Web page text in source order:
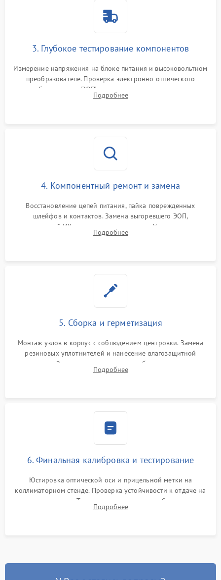
3. Глубокое тестирование компонентов
Измерение напряжения на блоке питания и высоковольтном
преобразователе. Проверка электронно-оптического
преобразователя (ЭОП) на стенде на предмет эмиссии,
шумов и засветок. Диагностика микросхем цифровых
Подробнее
4. Компонентный ремонт и замена
Восстановление цепей питания, пайка поврежденных
шлейфов и контактов. Замена выгоревшего ЭОП,
неисправной ИК-подсветки или матрицы. Ультразвуковая
очистка плат и удаление загрязнений с линз объектива и
Подробнее
5. Сборка и герметизация
Монтаж узлов в корпус с соблюдением центровки. Замена
резиновых уплотнителей и нанесение влагозащитной
смазки. Заполнение внутреннего объема прицела
осушенным азотом для предотвращения запотевания оптики
Подробнее
6. Финальная калибровка и тестирование
Юстировка оптической оси и прицельной метки на
коллиматорном стенде. Проверка устойчивости к отдаче на
ударном стенде. Тестирование качества изображения в
темноте, дальности обнаружения и корректной работы всех
Подробнее